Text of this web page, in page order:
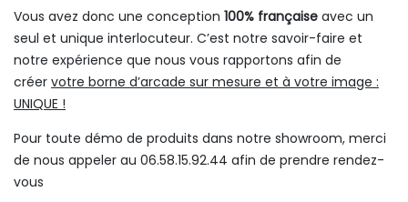
Vous avez donc une conception 100% française avec un
seul et unique interlocuteur. C’est notre savoir-faire et
notre expérience que nous vous rapportons afin de
créer votre borne d’arcade sur mesure et à votre image :
UNIQUE !
Pour toute démo de produits dans notre showroom, merci
de nous appeler au 06.58.15.92.44 afin de prendre rendez-
vous